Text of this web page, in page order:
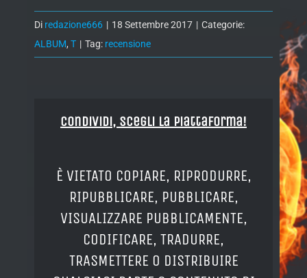
Di redazione666 | 18 Settembre 2017 | Categorie:
ALBUM, T | Tag: recensione
Condividi, Scegli la piattaforma!
È VIETATO COPIARE, RIPRODURRE,
RIPUBBLICARE, PUBBLICARE,
VISUALIZZARE PUBBLICAMENTE,
CODIFICARE, TRADURRE,
TRASMETTERE O DISTRIBUIRE